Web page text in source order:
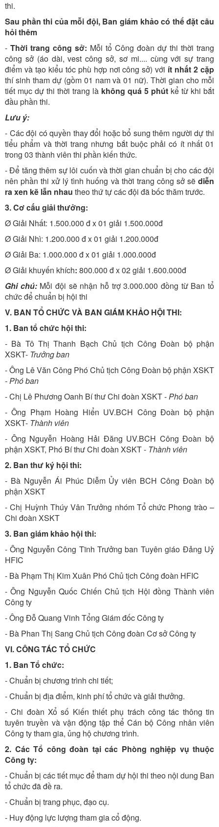
thi.
Sau phần thi của mỗi đội, Ban giám khảo có thể đặt câu
hỏi thêm
- Thời trang công sở: Mỗi tổ Công đoàn dự thi thời trang
công sở (áo dài, vest công sở, sơ mi.... cùng với sự trang
điểm và tạo kiểu tóc phù hợp nơi công sở) với ít nhất 2 cặp
thí sinh tham dự (gồm 01 nam và 01 nữ). Thời gian cho mỗi
tiết mục dự thi thời trang là không quá 5 phút kể từ khi bắt
đầu phần thi.
Lưu ý:
- Các đội có quyền thay đổi hoặc bổ sung thêm người dự thi
tiểu phẩm và thời trang nhưng bắt buộc phải có ít nhất 01
trong 03 thành viên thi phần kiến thức.
- Để tăng thêm sự lôi cuốn và thời gian chuẩn bị cho các đội
nên phần thi xử lý tình huống và thời trang công sở sẽ diễn
ra xen kẽ lẫn nhau theo thứ tự các đội đã bốc thăm trước.
3. Cơ cấu giải thưởng:
Ø Giải Nhất: 1.500.000 đ x 01 giải 1.500.000đ
Ø Giải Nhì: 1.200.000 đ x 01 giải 1.200.000đ
Ø Giải Ba: 1.000.000 đ x 01 giải 1.000.000đ
Ø Giải khuyến khích: 800.000 đ x 02 giải 1.600.000đ
Ghi chú:Mỗi đội sẽ nhận hỗ trợ 3.000.000 đồng từ Ban tổ
chức để chuẩn bị hội thi
V. BAN TỔ CHỨC VÀ BAN GIÁM KHẢO HỘI THI:
1. Ban tổ chức hội thi:
- Bà Tô Thị Thanh Bạch Chủ tịch Công Đoàn bộ phận
XSKT- Trưởng ban
- Ông Lê Văn Công Phó Chủ tịch Công Đoàn bộ phận XSKT
- Phó ban
- Chị Lê Phương Oanh Bí thư Chi đoàn XSKT -Phó ban
- Ông Phạm Hoàng Hiển UV.BCH Công Đoàn bộ phận
XSKT- Thành viên
- Ông Nguyễn Hoàng Hải Đăng UV.BCH Công Đoàn bộ
phận XSKT, Phó Bí thư Chi đoàn XSKT - Thành viên
2. Ban thư ký hội thi:
- Bà Nguyễn Ái Phúc Diễm Ủy viên BCH Công Đoàn bộ
phận XSKT
- Chị Huỳnh Thúy Vân Trưởng nhóm Tổ chức Phong trào –
Chi đoàn XSKT
3. Ban giám khảo hội thi:
- Ông Nguyễn Công Tĩnh Trưởng ban Tuyên giáo Đảng Uỷ
HFIC
- Bà Phạm Thị Kim Xuân Phó Chủ tịch Công đoàn HFIC
- Ông Nguyễn Quốc Chiến Chủ tịch Hội đồng Thành viên
Công ty
- Ông Đỗ Quang Vinh Tổng Giám đốc Công ty
- Bà Phan Thị Sang Chủ tịch Công đoàn Cơ sở Công ty
VI. CÔNG TÁC TỔ CHỨC
1. Ban Tổ chức:
- Chuẩn bị chương trình chi tiết;
- Chuẩn bị địa điểm, kinh phí tổ chức và giải thưởng.
- Chi đoàn Xổ số Kiến thiết phụ trách công tác thông tin
tuyên truyền và vận động tập thể Cán bộ Công nhân viên
Công ty tham gia, ủng hộ chương trình.
2. Các Tổ công đoàn tại các Phòng nghiệp vụ thuộc
Công ty:
- Chuẩn bị các tiết mục để tham dự hội thi theo nội dung Ban
tổ chức đã đề ra.
- Chuẩn bị trang phục, đạo cụ.
- Huy động lực lượng tham gia cổ động.